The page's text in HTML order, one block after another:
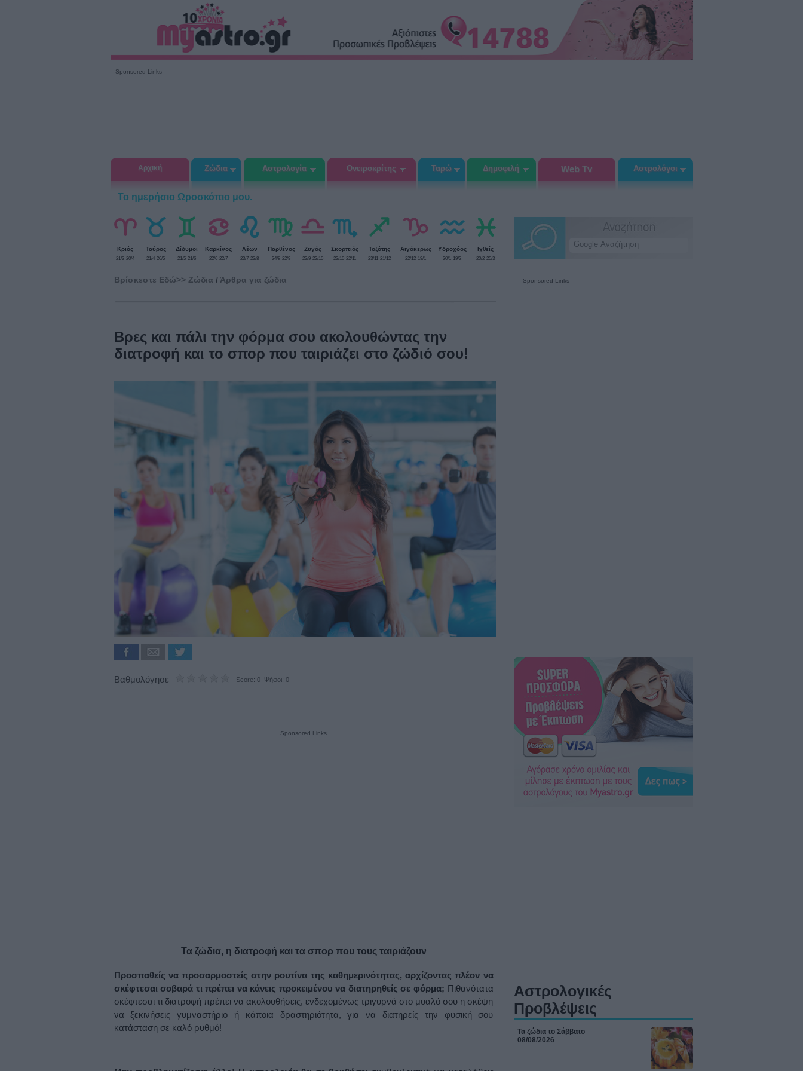
Sponsored Links
Αρχική Ζώδια Αστρολογία Ονειροκρίτης Ταρώ Δημοφιλή Web Tv Αστρολόγοι
Το ημερήσιο Ωροσκόπιο μου.
Κριός
21/3-20/4
Ταύρος
21/4-20/5
Δίδυμοι
21/5-21/6
Καρκίνος
22/6-22/7
Λέων
23/7-23/8
Παρθένος
24/8-22/9
Ζυγός
23/9-22/10
Σκορπιός
23/10-22/11
Τοξότης
23/11-21/12
Αιγόκερως
22/12-19/1
Υδροχόος
20/1-19/2
Ιχθείς
20/2-20/3
Βρίσκεστε Eδώ>> Ζώδια /Άρθρα για ζώδια
Βρες και πάλι την φόρμα σου ακολουθώντας την
διατροφή και το σπορ που ταιριάζει στο ζώδιό σου!
Βαθμολόγησε Score: 0 Ψήφοι: 0
Sponsored Links
Τα ζώδια, η διατροφή και τα σπορ που τους ταιριάζουν
Προσπαθείς να προσαρμοστείς στην ρουτίνα της καθημερινότητας, αρχίζοντας πλέον να
σκέφτεσαι σοβαρά τι πρέπει να κάνεις προκειμένου να διατηρηθείς σε φόρμα; Πιθανότατα
σκέφτεσαι τι διατροφή πρέπει να ακολουθήσεις, ενδεχομένως τριγυρνά στο μυαλό σου η σκέψη
να ξεκινήσεις γυμναστήριο ή κάποια δραστηριότητα, για να διατηρείς την φυσική σου
κατάσταση σε καλό ρυθμό!
Sponsored Links
Αστρολογικές
Προβλέψεις
Τα ζώδια το Σάββατο
08/08/2026